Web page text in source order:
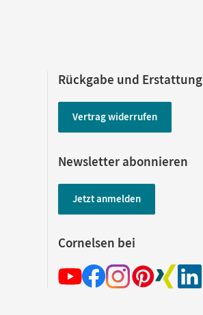
Rückgabe und Erstattung
Vertrag widerrufen
Newsletter abonnieren
Jetzt anmelden
Cornelsen bei